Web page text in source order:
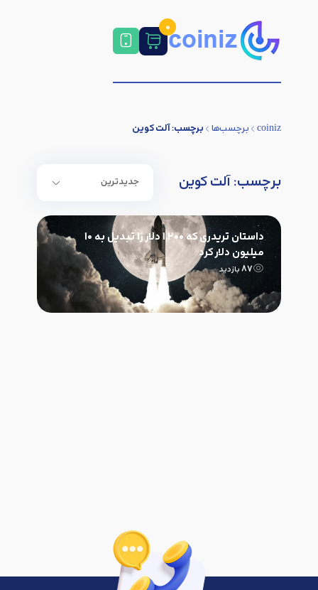
0
coiniz برچسب‌ها برچسب:آلت کوین
برچسب:آلت کوین جدیدترین
داستان تریدری که ۱,۲۰۰ دلار را تبدیل به ۱۰
میلیون دلار کرد
87بازدید